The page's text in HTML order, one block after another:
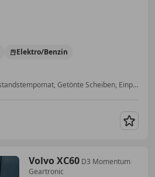
Elektro/Benzin
Sportpaket, Sitzheizung, Abstandstempomat, Getönte Scheiben, Einparkhilfe Sensoren hinten, Standheizung, Volldigitales Kombiinstrument, Berganfahrassistent
Volvo XC60 D3 Momentum
Geartronic